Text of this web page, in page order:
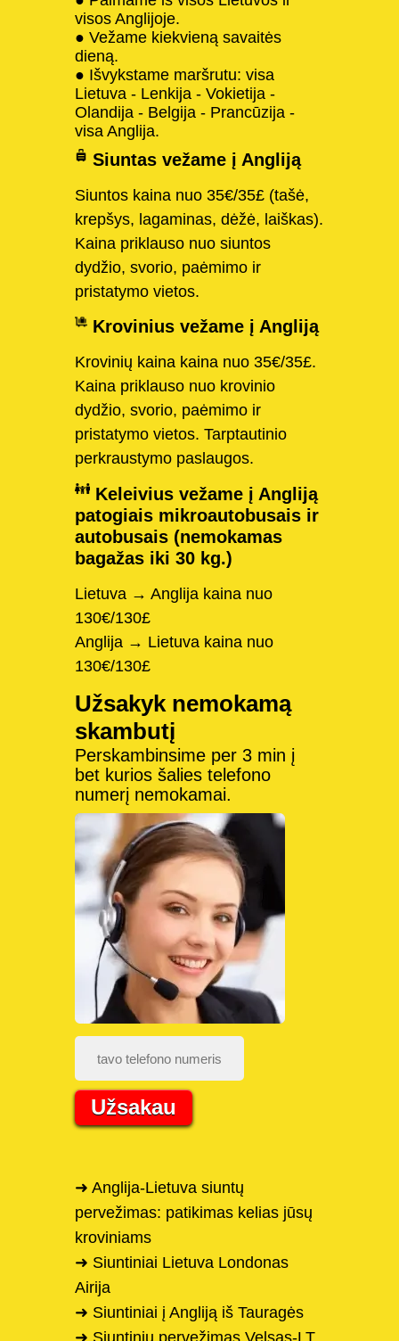
visos Anglijoje.
● Vežame kiekvieną savaitės
dieną.
● Išvykstame maršrutu: visa
Lietuva - Lenkija - Vokietija -
Olandija - Belgija - Prancūzija -
visa Anglija.
Siuntas vežame į Angliją
Siuntos kaina nuo 35€/35£ (tašė,
krepšys, lagaminas, dėžė, laiškas).
Kaina priklauso nuo siuntos
dydžio, svorio, paėmimo ir
pristatymo vietos.
Krovinius vežame į Angliją
Krovinių kaina kaina nuo 35€/35£.
Kaina priklauso nuo krovinio
dydžio, svorio, paėmimo ir
pristatymo vietos. Tarptautinio
perkraustymo paslaugos.
Keleivius vežame į Angliją
patogiais mikroautobusais ir
autobusais (nemokamas
bagažas iki 30 kg.)
Lietuva → Anglija kaina nuo
130€/130£
Anglija → Lietuva kaina nuo
130€/130£
Užsakyk nemokamą
skambutį
Perskambinsime per 3 min į
bet kurios šalies telefono
numerį nemokamai.
Užsakau
➜ Anglija-Lietuva siuntų
pervežimas: patikimas kelias jūsų
kroviniams
➜ Siuntiniai Lietuva Londonas
Airija
➜ Siuntiniai į Angliją iš Tauragės